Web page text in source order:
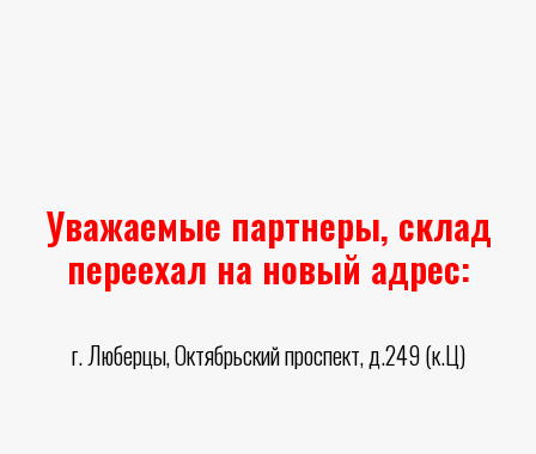
Уважаемые партнеры, склад
переехал на новый адрес:
г. Люберцы, Октябрьский проспект, д.249 (к.Ц)